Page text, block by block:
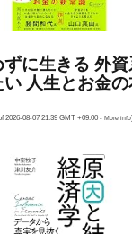
に生きる 外
人生とお金
2026-08-07 21:39 GMT +09:00 - More info